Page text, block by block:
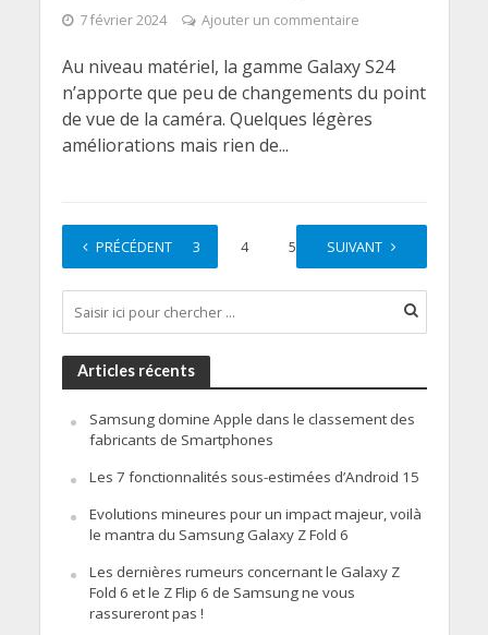
7 février 2024 Ajouter un commentaire
Au niveau matériel, la gamme Galaxy S24
n’apporte que peu de changements du point
de vue de la caméra. Quelques légères
améliorations mais rien de...
PRÉCÉDENT
1 2 3 4 5 … 9
SUIVANT
Articles récents
Samsung domine Apple dans le classement des
fabricants de Smartphones
Les 7 fonctionnalités sous-estimées d’Android 15
Evolutions mineures pour un impact majeur, voilà
le mantra du Samsung Galaxy Z Fold 6
Les dernières rumeurs concernant le Galaxy Z
Fold 6 et le Z Flip 6 de Samsung ne vous
rassureront pas !